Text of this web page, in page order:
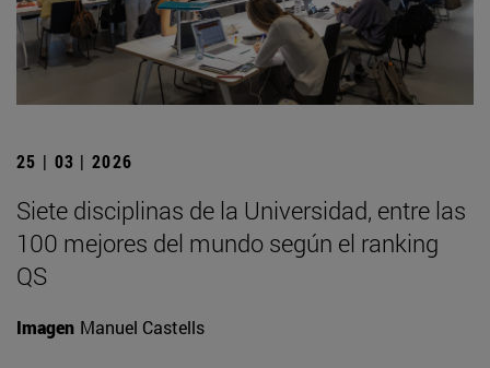
25 | 03 | 2026
Siete disciplinas de la Universidad, entre las
100 mejores del mundo según el ranking
QS
Imagen Manuel Castells